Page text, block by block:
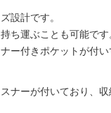
設計です。
ち運ぶことも可能です
付きポケットが付い
ナーが付いており、